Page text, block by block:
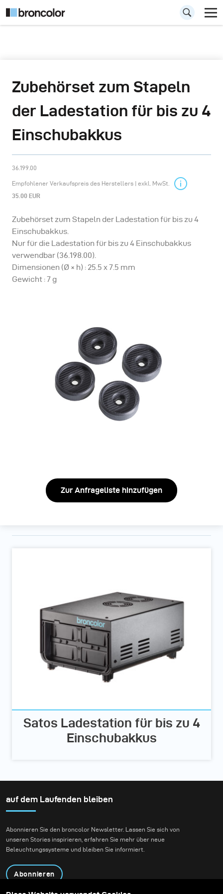
Zubehörset zum Stapeln
der Ladestation für bis zu 4
Einschubakkus
36.199.00
Empfohlener Verkaufspreis des Herstellers | exkl. MwSt.
35.00 EUR
Zubehörset zum Stapeln der Ladestation für bis zu 4
Einschubakkus.
Nur für die Ladestation für bis zu 4 Einschubakkus
verwendbar (36.198.00).
Dimensionen (Ø × h) : 25.5 x 7.5 mm
Gewicht : 7 g
Zur Anfrageliste hinzufügen
Satos Ladestation für bis zu 4
Einschubakkus
auf dem Laufenden bleiben
Abonnieren Sie den broncolor Newsletter. Lassen Sie sich von
unseren Stories inspirieren, erfahren Sie mehr über neue
Beleuchtungssysteme und bleiben Sie informiert.
Abonnieren